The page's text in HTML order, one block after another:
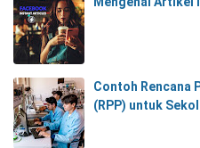
Contoh Rencana
(RPP) untuk